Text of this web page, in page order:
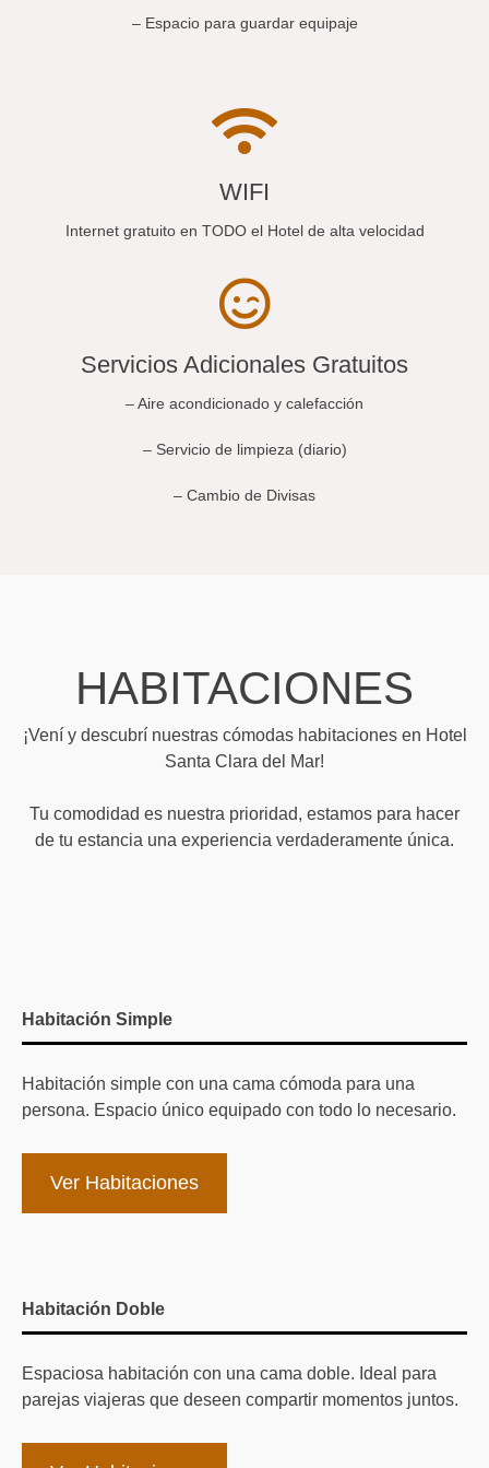
– Espacio para guardar equipaje
WIFI
Internet gratuito en TODO el Hotel de alta velocidad
Servicios Adicionales Gratuitos
– Aire acondicionado y calefacción
– Servicio de limpieza (diario)
– Cambio de Divisas
HABITACIONES
¡Vení y descubrí nuestras cómodas habitaciones en Hotel
Santa Clara del Mar!
Tu comodidad es nuestra prioridad, estamos para hacer
de tu estancia una experiencia verdaderamente única.
Habitación Simple
Habitación simple con una cama cómoda para una
persona. Espacio único equipado con todo lo necesario.
Ver Habitaciones
Habitación Doble
Espaciosa habitación con una cama doble. Ideal para
parejas viajeras que deseen compartir momentos juntos.